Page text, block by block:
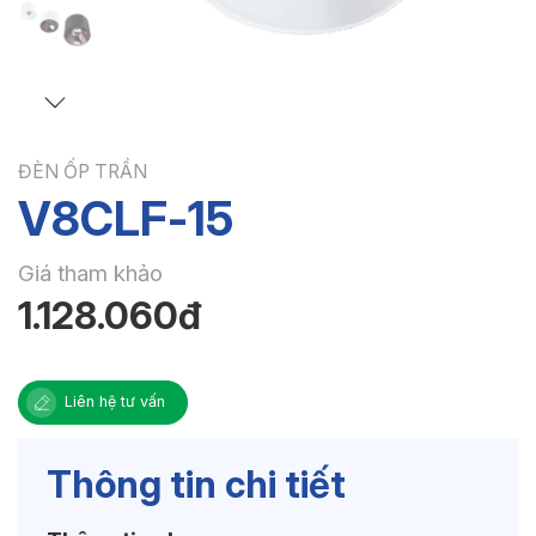
ĐÈN ỐP TRẦN
V8CLF-15
Giá tham khảo
1.128.060đ
Liên hệ tư vấn
Thông tin chi tiết